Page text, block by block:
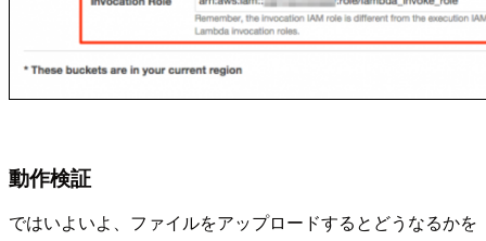
動作検証
ではいよいよ、ファイルをアップロードするとどうなるかを